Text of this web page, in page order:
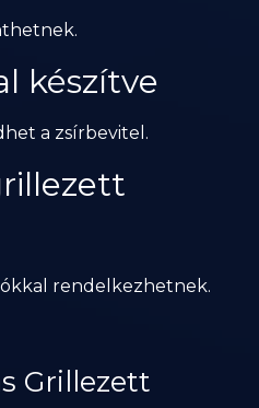
készítve
a zsírbevitel.
rendelkezhetnek.
Grillezett